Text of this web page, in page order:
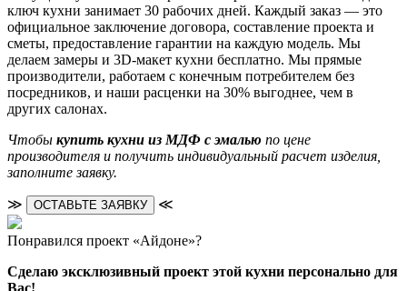
ключ кухни занимает 30 рабочих дней. Каждый заказ — это
официальное заключение договора, составление проекта и
сметы, предоставление гарантии на каждую модель. Мы
делаем замеры и 3D-макет кухни бесплатно. Мы прямые
производители, работаем с конечным потребителем без
посредников, и наши расценки на 30% выгоднее, чем в
других салонах.
Чтобы купить кухни из МДФ с эмалью по цене
производителя и получить индивидуальный расчет изделия,
заполните заявку.
≫ ОСТАВЬТЕ ЗАЯВКУ ≪
Понравился проект «Айдоне»?
Сделаю эксклюзивный проект этой кухни персонально для
Вас!